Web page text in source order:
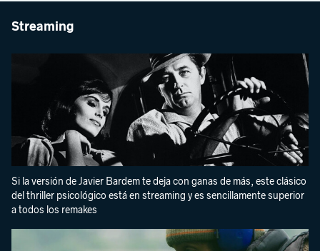
Streaming
Si la versión de Javier Bardem te deja con ganas de más, este clásico
del thriller psicológico está en streaming y es sencillamente superior
a todos los remakes